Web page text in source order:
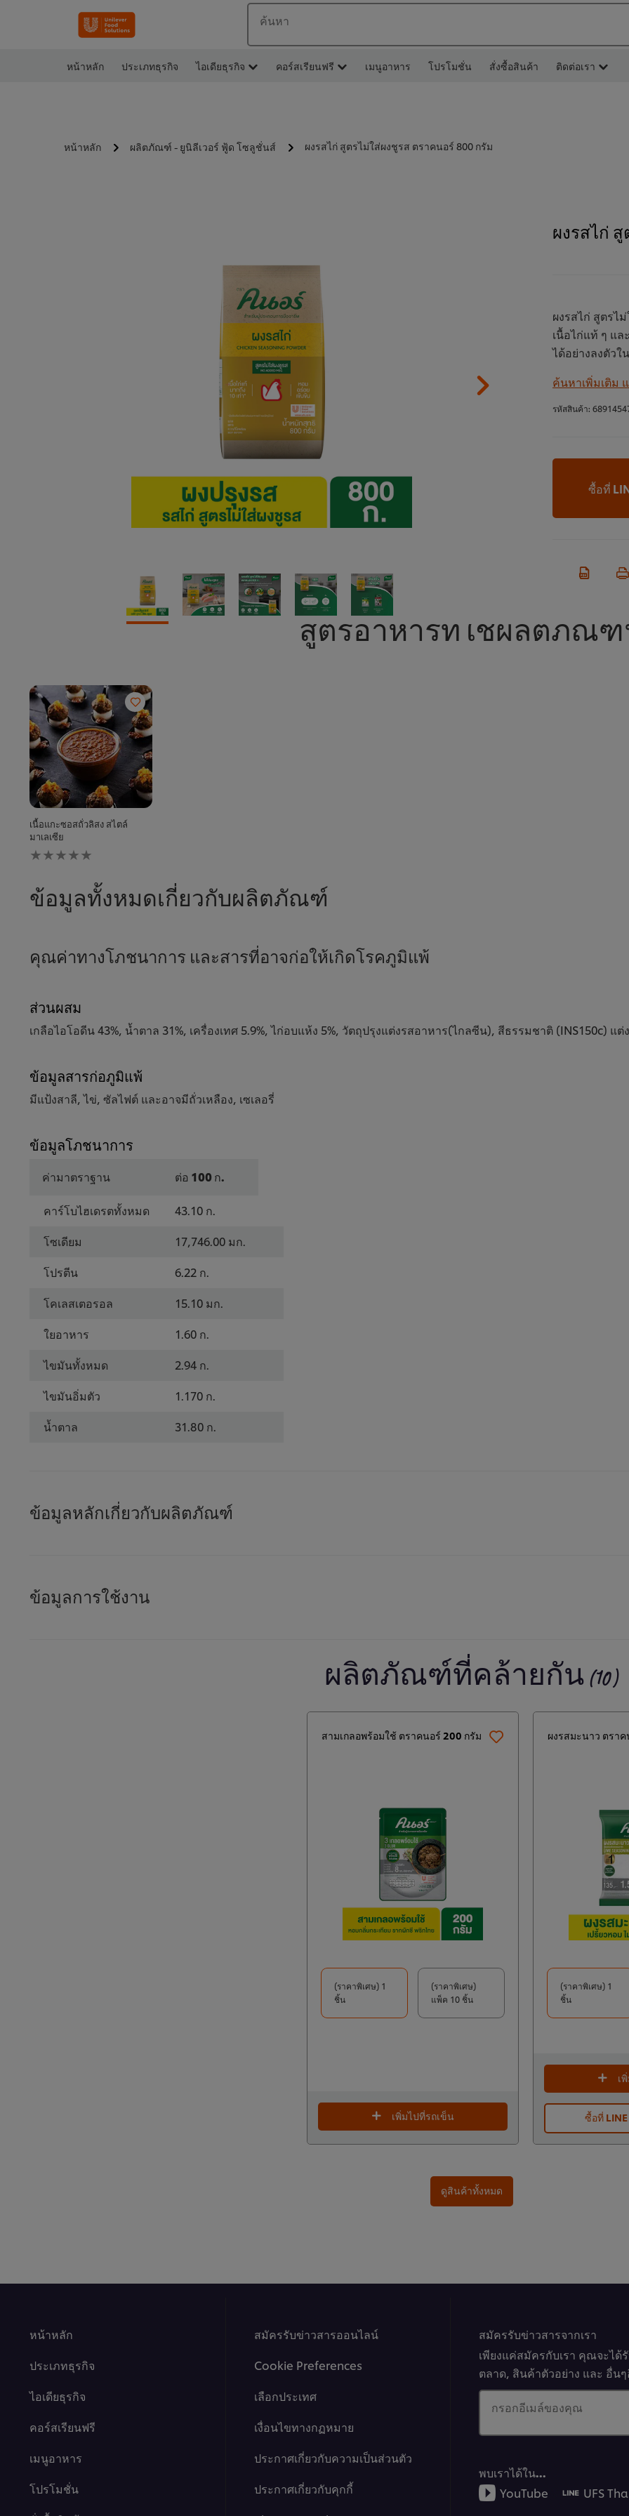
ค้นหา
หน้าหลัก ประเภทธุรกิจ ไอเดียธุรกิจ คอร์สเรียนฟรี เมนูอาหาร โปรโมชั่น สั่งซื้อสินค้า ติดต่อเรา
หน้าหลัก ผลิตภัณฑ์ - ยูนิลีเวอร์ ฟู้ด โซลูชั่นส์ ผงรสไก่ สูตรไม่ใส่ผงชูรส ตราคนอร์ 800 กรัม
ผงรสไก่
ผงรสไก่ สูตรไ
เนื้อไก่แท้ ๆ แ
ได้อย่างลงตัว
ค้นหาเพิ่มเติม
รหัสสินค้า:
ซื้อที่
สูตรอาหารที่ใช้ผลิตภัณ
เนื้อแกะซอสถั่วลิสง สไตล์
มาเลเซีย
ไม่มี
การ
คะแนน
สำหรับ
ข้อมูลทั้งหมดเกี่ยวกับผลิตภัณฑ์
คุณค่าทางโภชนาการ และสารที่อาจก่อให้เกิดโรคภูมิแพ้
ส่วนผสม
เกลือไอโอดีน 43%, น้ำตาล 31%, เครื่องเทศ 5.9%, ไก่อบแห้ง 5%, วัตถุปรุงแต่งรสอาหาร(ไกลซีน), สีธรรมชาติ (INS150c) แ
ข้อมูลสารก่อภูมิแพ้
มีแป้งสาลี, ไข่, ซัลไฟต์ และอาจมีถั่วเหลือง, เซเลอรี่
ข้อมูลโภชนาการ
ค่ามาตราฐาน ต่อ 100 ก.
คาร์โบไฮเดรตทั้งหมด
43.10 ก.
โซเดียม
17,746.00 มก.
โปรตีน
6.22 ก.
โคเลสเตอรอล
15.10 มก.
ใยอาหาร
1.60 ก.
ไขมันทั้งหมด
2.94 ก.
ไขมันอิ่มตัว
1.170 ก.
น้ำตาล
31.80 ก.
ข้อมูลหลักเกี่ยวกับผลิตภัณฑ์
ข้อมูลการใช้งาน
ผลิตภัณฑ์ที่คล้ายกัน (10)
สามเกลอพร้อมใช้ ตราคนอร์ 200 กรัม
(ราคาพิเศษ) 1
ชิ้น
(ราคาพิเศษ)
แพ็ค 10 ชิ้น
เพิ่มไปที่รถเข็น
ผงรสมะนาว ตรา
(ราคาพิเศษ) 1
ชิ้น
เ
ซื้อที่
ดูสินค้าทั้งหมด
หน้าหลัก
ประเภทธุรกิจ
ไอเดียธุรกิจ
คอร์สเรียนฟรี
เมนูอาหาร
โปรโมชั่น
สมัครรับข่าวสารออนไลน์
Cookie Preferences
เลือกประเทศ
เงื่อนไขทางกฏหมาย
ประกาศเกี่ยวกับความเป็นส่วนตัว
ประกาศเกี่ยวกับคุกกี้
สมัครรับข่าวสารจากเรา
เพียงแค่สมัครกับเรา คุณจะไ
ตลาด, สินค้าตัวอย่าง และ อื่น
กรอกอีเมล์ของคุณ
พบเราได้ใน…
YouTube
UFS